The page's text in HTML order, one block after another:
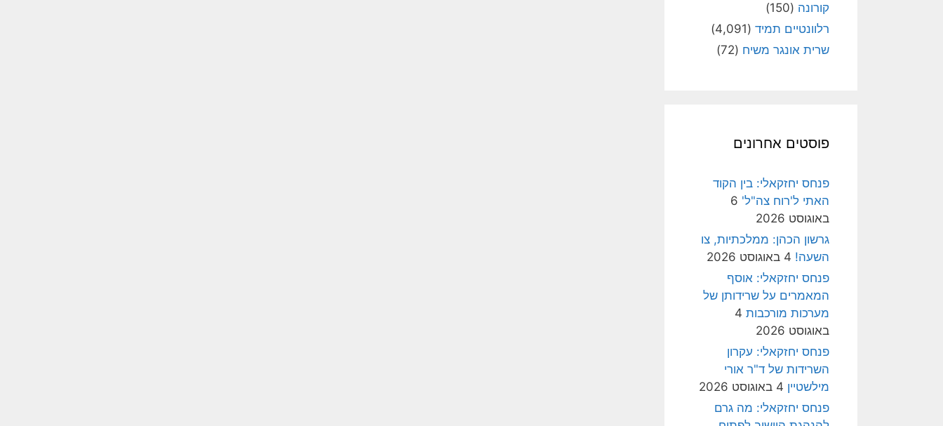
קורונה (150)
רלוונטיים תמיד (4,091)
שרית אונגר משיח (72)
פוסטים אחרונים
פנחס יחזקאלי: בין הקוד
האתי ל'רוח צה"ל' 6
באוגוסט 2026
גרשון הכהן: ממלכתיות, צו
השעה! 4 באוגוסט 2026
פנחס יחזקאלי: אוסף
המאמרים על שרידותן של
מערכות מורכבות 4
באוגוסט 2026
פנחס יחזקאלי: עקרון
השרידות של ד"ר אורי
מילשטיין 4 באוגוסט 2026
פנחס יחזקאלי: מה גרם